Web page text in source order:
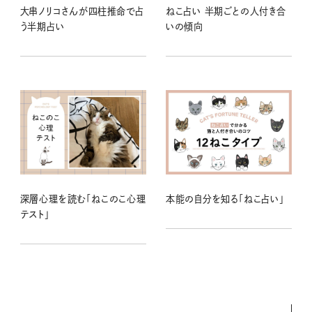
大串ノリコさんが四柱推命で占
う半期占い
ねこ占い 半期ごとの人付き合
いの傾向
深層心理を読む「ねこのこ心理
テスト」
本能の自分を知る「ねこ占い」